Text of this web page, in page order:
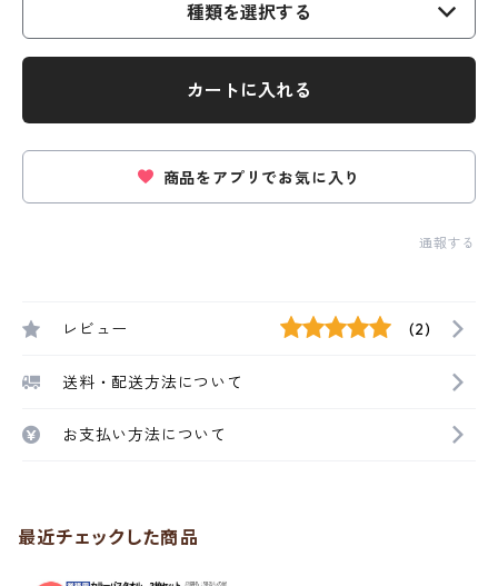
種類を選択する
カートに入れる
商品をアプリでお気に入り
通報する
レビュー (2)
送料・配送方法について
お支払い方法について
最近チェックした商品